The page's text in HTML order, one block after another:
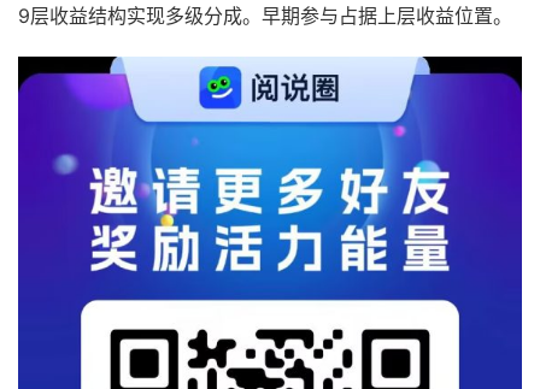
9层收益结构实现多级分成。早期参与占据上层收益位置。